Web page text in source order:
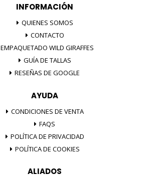
INFORMACIÓN
QUIENES SOMOS
CONTACTO
EMPAQUETADO WILD GIRAFFES
GUÍA DE TALLAS
RESEÑAS DE GOOGLE
AYUDA
CONDICIONES DE VENTA
FAQS
POLÍTICA DE PRIVACIDAD
POLÍTICA DE COOKIES
ALIADOS